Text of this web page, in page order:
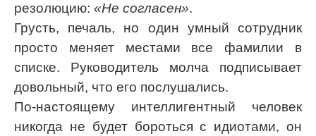
резолюцию: «Не согласен».
Грусть, печаль, но один умный сотрудник
просто меняет местами все фамилии в
списке. Руководитель молча подписывает
довольный, что его послушались.
По-настоящему интеллигентный человек
никогда не будет бороться с идиотами, он